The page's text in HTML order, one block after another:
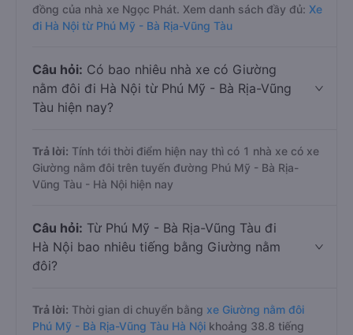
đồng của nhà xe Ngọc Phát. Xem danh sách đầy đủ: Xe
đi Hà Nội từ Phú Mỹ - Bà Rịa-Vũng Tàu
Câu hỏi: Có bao nhiêu nhà xe có Giường
nằm đôi đi Hà Nội từ Phú Mỹ - Bà Rịa-Vũng
Tàu hiện nay?
Trả lời: Tính tới thời điểm hiện nay thì có 1 nhà xe có xe
Giường nằm đôi trên tuyến đường Phú Mỹ - Bà Rịa-
Vũng Tàu - Hà Nội hiện nay
Câu hỏi: Từ Phú Mỹ - Bà Rịa-Vũng Tàu đi
Hà Nội bao nhiêu tiếng bằng Giường nằm
đôi?
Trả lời: Thời gian di chuyển bằng xe Giường nằm đôi
Phú Mỹ - Bà Rịa-Vũng Tàu Hà Nội khoảng 38.8 tiếng